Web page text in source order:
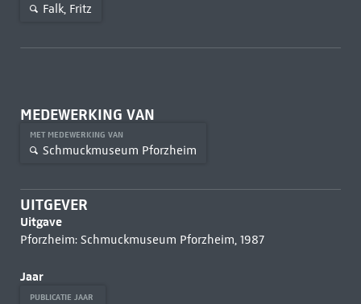
Falk, Fritz
MEDEWERKING VAN
MET MEDEWERKING VAN
Schmuckmuseum Pforzheim
UITGEVER
Uitgave
Pforzheim: Schmuckmuseum Pforzheim, 1987
Jaar
PUBLICATIE JAAR